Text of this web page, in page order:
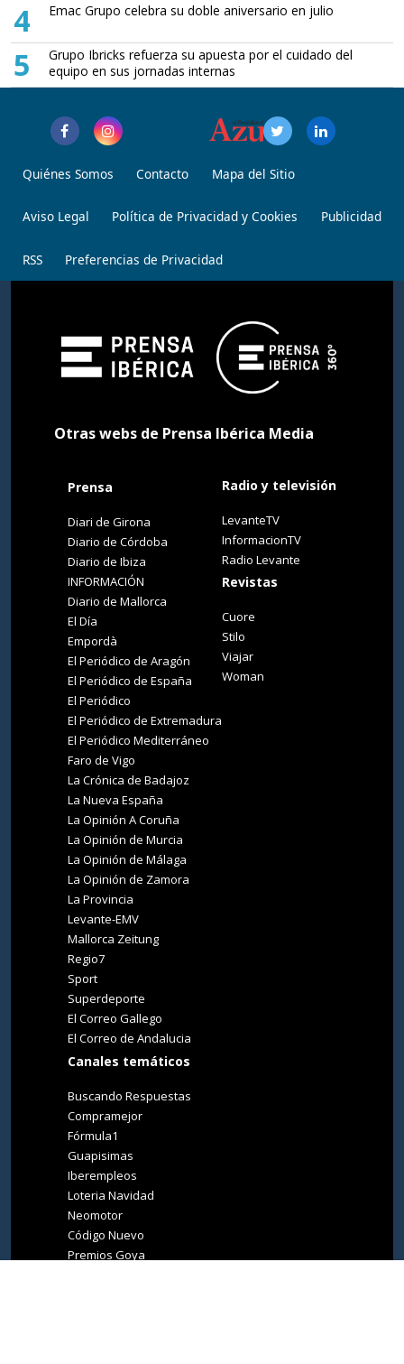
4 Emac Grupo celebra su doble aniversario en julio
5
Grupo Ibricks refuerza su apuesta por el cuidado del
equipo en sus jornadas internas
Quiénes Somos Contacto Mapa del Sitio
Aviso Legal Política de Privacidad y Cookies Publicidad
RSS Preferencias de Privacidad
Otras webs de Prensa Ibérica Media
Prensa
Diari de Girona
Diario de Córdoba
Diario de Ibiza
INFORMACIÓN
Diario de Mallorca
El Día
Empordà
El Periódico de Aragón
El Periódico de España
El Periódico
El Periódico de Extremadura
El Periódico Mediterráneo
Faro de Vigo
La Crónica de Badajoz
La Nueva España
La Opinión A Coruña
La Opinión de Murcia
La Opinión de Málaga
La Opinión de Zamora
La Provincia
Levante-EMV
Mallorca Zeitung
Regio7
Sport
Superdeporte
El Correo Gallego
El Correo de Andalucia
Canales temáticos
Buscando Respuestas
Compramejor
Fórmula1
Guapisimas
Iberempleos
Loteria Navidad
Neomotor
Código Nuevo
Premios Goya
Radio y televisión
LevanteTV
InformacionTV
Radio Levante
Revistas
Cuore
Stilo
Viajar
Woman